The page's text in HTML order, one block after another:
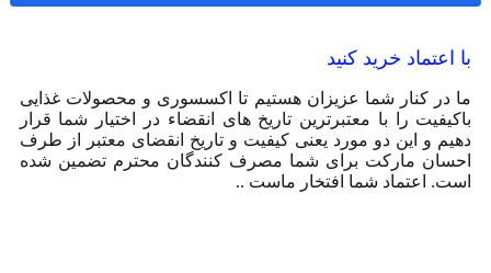
با اعتماد خرید کنید
ما در کنار شما عزیزان هستیم تا اکسسوری و محصولات غذایی
باکیفیت را با معتبرترین تاریخ های انقضاء در اختیار شما قرار
دهیم و این دو مورد یعنی کیفیت و تاریخ انقضای معتبر از طرف
احسان مارکت برای شما مصرف کنندگان محترم تضمین شده
است. اعتماد شما افتخار ماست ..